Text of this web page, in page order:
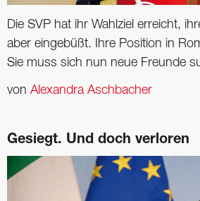
Die SVP hat ihr Wahlziel erreicht,
aber eingebüßt. Ihre Position in
Sie muss sich nun neue Freunde
von Alexandra Aschbacher
Gesiegt. Und doch verloren